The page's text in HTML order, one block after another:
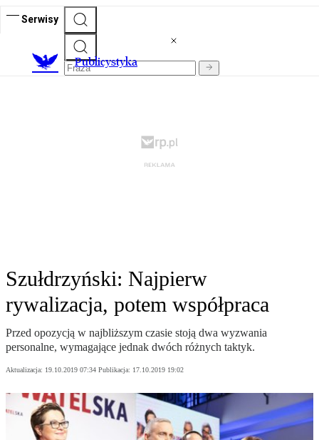
Serwisy
Publicystyka
Szułdrzyński: Najpierw
rywalizacja, potem współpraca
Przed opozycją w najbliższym czasie stoją dwa wyzwania
personalne, wymagające jednak dwóch różnych taktyk.
Aktualizacja: 19.10.2019 07:34 Publikacja: 17.10.2019 19:02